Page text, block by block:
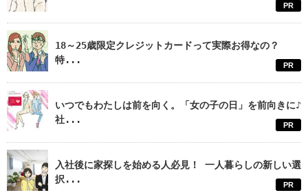
PR
18～25歳限定クレジットカードって実際お得なの？
特...
PR
いつでもわたしは前を向く。「女の子の日」を前向きに♪
社...
PR
入社後に家探しを始める人必見！ 一人暮らしの新しい選
択...
PR